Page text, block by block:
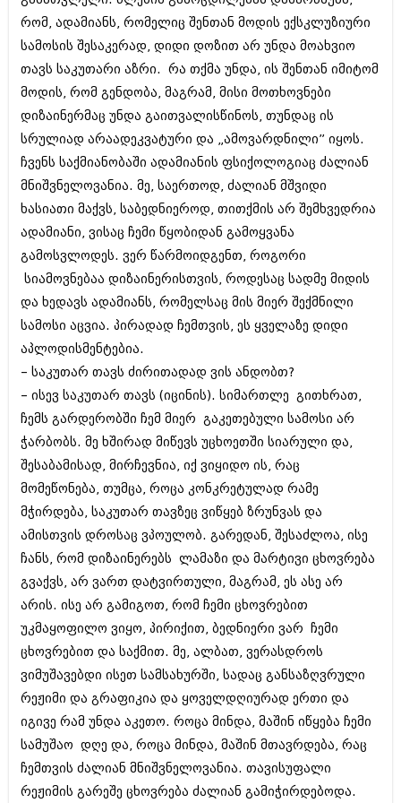
მარტი 2014 (413)
თებერვალი 2014 (318)
იანვარი 2014 (297)
ნოემბერი 2013 (279)
ოქტომბერი 2013 (256)
სექტემბერი 2013 (368)
აგვისტო 2013 (89)
ივლისი 2013 (182)
ივნისი 2013 (212)
მაისი 2013 (259)
აპრილი 2013 (304)
მარტი 2013 (352)
თებერვალი 2013 (204)
იანვარი 2013 (334)
დეკემბერი 2012 (98)
ოქტომბერი 2012 (350)
სექტემბერი 2012 (264)
აგვისტო 2012 (268)
ივლისი 2012 (322)
ივნისი 2012 (282)
მაისი 2012 (240)
აპრილი 2012 (294)
მარტი 2012 (259)
თებერვალი 2012 (376)
იანვარი 2012 (322)
ნოემბერი 2011 (471)
ოქტომბერი 2011 (754)
აგვისტო 2011 (249)
ივლისი 2011 (400)
ივნისი 2011 (438)
მაისი 2011 (415)
აპრილი 2011 (294)
მარტი 2011 (654)
თებერვალი 2011 (329)
იანვარი 2011 (647)
(157)
დეკემბერი 2010 (881)
ნოემბერი 2010 (422)
ოქტომბერი 2010 (341)
აგვისტო 2010 (461)
ივლისი 2010 (556)
რომ, ადამიანს, რომელიც შენთან მოდის ექსკლუზიური
სამოსის შესაკერად, დიდი დოზით არ უნდა მოახვიო
თავს საკუთარი აზრი. რა თქმა უნდა, ის შენთან იმიტომ
მოდის, რომ გენდობა, მაგრამ, მისი მოთხოვნები
დიზაინერმაც უნდა გაითვალისწინოს, თუნდაც ის
სრულიად არაადეკვატური და „ამოვარდნილი” იყოს.
ჩვენს საქმიანობაში ადამიანის ფსიქოლოგიაც ძალიან
მნიშვნელოვანია. მე, საერთოდ, ძალიან მშვიდი
ხასიათი მაქვს, საბედნიეროდ, თითქმის არ შემხვედრია
ადამიანი, ვისაც ჩემი წყობიდან გამოყვანა
გამოსვლოდეს. ვერ წარმოიდგენთ, როგორი
სიამოვნებაა დიზაინერისთვის, როდესაც სადმე მიდის
და ხედავს ადამიანს, რომელსაც მის მიერ შექმნილი
სამოსი აცვია. პირადად ჩემთვის, ეს ყველაზე დიდი
აპლოდისმენტებია.
– საკუთარ თავს ძირითადად ვის ანდობთ?
– ისევ საკუთარ თავს (იცინის). სიმართლე გითხრათ,
ჩემს გარდერობში ჩემ მიერ გაკეთებული სამოსი არ
ჭარბობს. მე ხშირად მიწევს უცხოეთში სიარული და,
შესაბამისად, მირჩევნია, იქ ვიყიდო ის, რაც
მომეწონება, თუმცა, როცა კონკრეტულად რამე
მჭირდება, საკუთარ თავზეც ვიწყებ ზრუნვას და
ამისთვის დროსაც ვპოულობ. გარედან, შესაძლოა, ისე
ჩანს, რომ დიზაინერებს ლამაზი და მარტივი ცხოვრება
გვაქვს, არ ვართ დატვირთული, მაგრამ, ეს ასე არ
არის. ისე არ გამიგოთ, რომ ჩემი ცხოვრებით
უკმაყოფილო ვიყო, პირიქით, ბედნიერი ვარ ჩემი
ცხოვრებით და საქმით. მე, ალბათ, ვერასდროს
ვიმუშავებდი ისეთ სამსახურში, სადაც განსაზღვრული
რეჟიმი და გრაფიკია და ყოველდღიურად ერთი და
იგივე რამ უნდა აკეთო. როცა მინდა, მაშინ იწყება ჩემი
სამუშაო დღე და, როცა მინდა, მაშინ მთავრდება, რაც
ჩემთვის ძალიან მნიშვნელოვანია. თავისუფალი
რეჟიმის გარეშე ცხოვრება ძალიან გამიჭირდებოდა.